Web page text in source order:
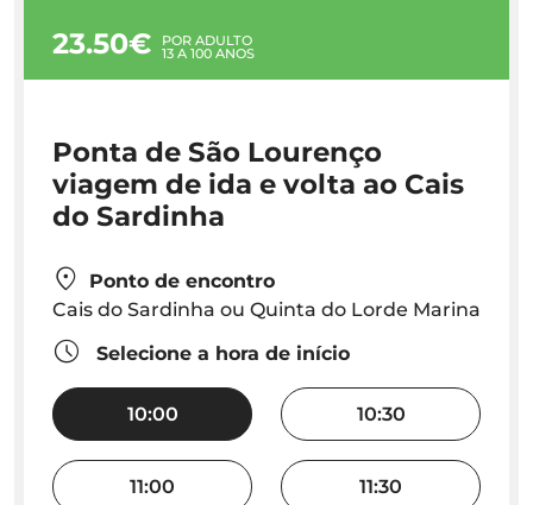
23.50€ POR ADULTO
13 A 100 ANOS
Ponta de São Lourenço
viagem de ida e volta ao Cais
do Sardinha
Ponto de encontro
Cais do Sardinha ou Quinta do Lorde Marina
Selecione a hora de início
10:00 10:30
11:00 11:30